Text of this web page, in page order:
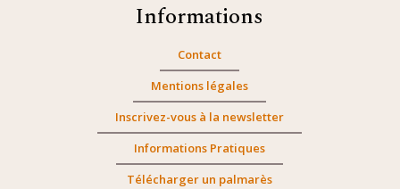
Informations
Contact
Mentions légales
Inscrivez-vous à la newsletter
Informations Pratiques
Télécharger un palmarès